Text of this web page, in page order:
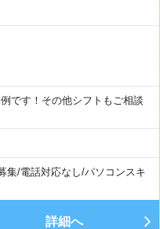
です！その他シフトもご相談
集/電話対応なし/パソコンスキ
詳細へ